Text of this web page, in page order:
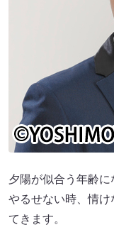
夕陽が似合う年齢に
やるせない時、情
てきます。